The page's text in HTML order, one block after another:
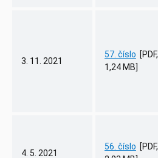
3. 11. 2021
57. číslo [PDF,
1,24 MB]
4. 5. 2021
56. číslo [PDF,